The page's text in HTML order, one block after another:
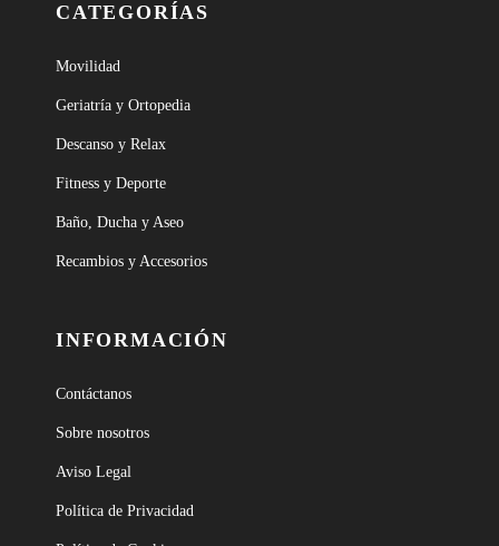
CATEGORÍAS
Movilidad
Geriatría y Ortopedia
Descanso y Relax
Fitness y Deporte
Baño, Ducha y Aseo
Recambios y Accesorios
INFORMACIÓN
Contáctanos
Sobre nosotros
Aviso Legal
Política de Privacidad